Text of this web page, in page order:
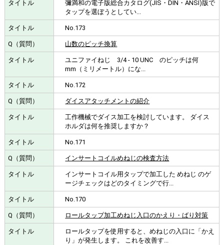
彌満和の電子版総合カタログ(JIS・DIN・ANSI)版で
タップを選ぼうとしてい...
No.173
山数のピッチ換算
ユニファイねじ 3/4 - 10 UNC のピッチは何
mm（ミリメートル）にな...
No.172
ダイスアタッチメントの紹介
工作機械でダイス加工を検討しています。 ダイス
ホルダは何を推奨しますか？
No.171
インサートコイルめねじの検査方法
インサートコイル用タップで加工した めねじ のゲ
ージチェックはどのタイミングで行...
No.170
ロールタップ加工めねじ入口のかえり・ばり対策
ロールタップを使用すると、めねじの入口に「かえ
り」が発生します。 これを改善す...